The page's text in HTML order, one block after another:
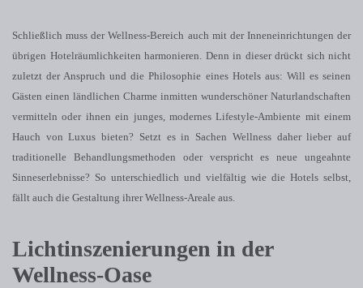
Schließlich muss der Wellness-Bereich auch mit der Inneneinrichtungen der
übrigen Hotelräumlichkeiten harmonieren. Denn in dieser drückt sich nicht
zuletzt der Anspruch und die Philosophie eines Hotels aus: Will es seinen
Gästen einen ländlichen Charme inmitten wunderschöner Naturlandschaften
vermitteln oder ihnen ein junges, modernes Lifestyle-Ambiente mit einem
Hauch von Luxus bieten? Setzt es in Sachen Wellness daher lieber auf
traditionelle Behandlungsmethoden oder verspricht es neue ungeahnte
Sinneserlebnisse? So unterschiedlich und vielfältig wie die Hotels selbst,
fällt auch die Gestaltung ihrer Wellness-Areale aus.
Lichtinszenierungen in der
Wellness-Oase